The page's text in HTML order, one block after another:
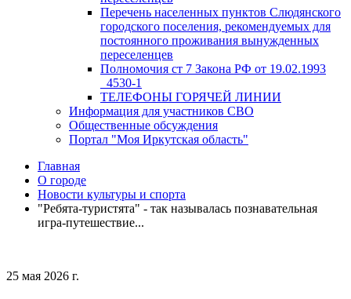
Перечень населенных пунктов Слюдянского
городского поселения, рекомендуемых для
постоянного проживания вынужденных
переселенцев
Полномочия ст 7 Закона РФ от 19.02.1993
_4530-1
ТЕЛЕФОНЫ ГОРЯЧЕЙ ЛИНИИ
Информация для участников СВО
Общественные обсуждения
Портал "Моя Иркутская область"
Главная
О городе
Новости культуры и спорта
"Ребята-туристята" - так называлась познавательная
игра-путешествие...
25 мая 2026 г.